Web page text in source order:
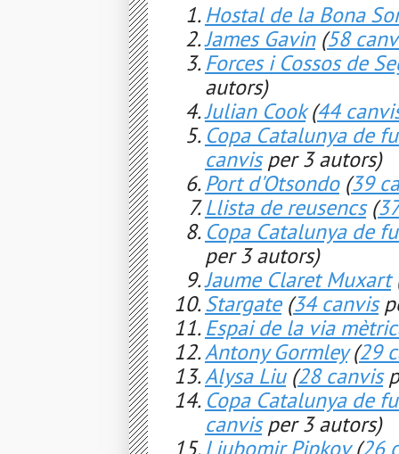
Hostal de la Bona
James Gavin (58
Forces i Cossos de
autors)
Julian Cook (44
Copa Catalunya de
canvisper 3 autors)
Port d'Otsondo (39
Llista de reusencs (
Copa Catalunya de
per 3 autors)
Jaume Claret Muxart
Stargate (34 canvis
Espai de la via
Antony Gormley (29
Alysa Liu (28 canvis
Copa Catalunya de
canvisper 3 autors)
Liubomir Pipkov (26